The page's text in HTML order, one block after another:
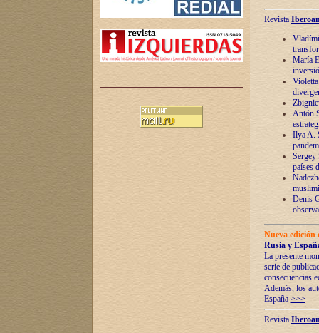
Revista
María
Antón
Ilya A.
Sergey
países
Denis
Nueva
Rusia y
La presente
serie de
consecuencias
Además, los
España >>>
Revista